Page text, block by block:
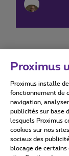
Tous droits
Proximus
Proximus installe
fonctionnement de
navigation,
publicités sur base
lesquels Proximus
cookies sur nos
sociaux des
blocage de